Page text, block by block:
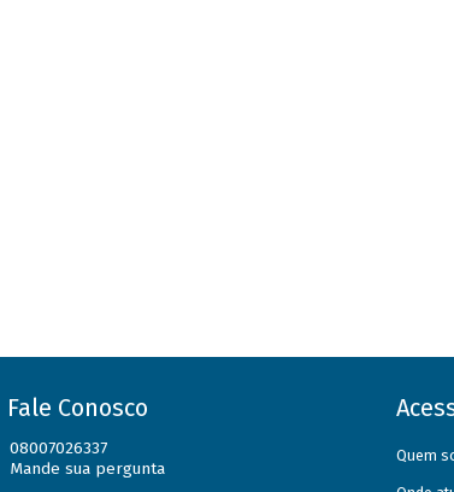
Fale Conosco
08007026337
Mande sua pergunta
Quem